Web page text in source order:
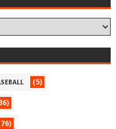
(5)